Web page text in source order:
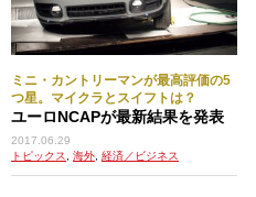
ミニ・カントリーマンが最高評価の5
つ星。マイクラとスイフトは？
ユーロNCAPが最新結果を発表
2017.06.29
トピックス
海外 経済／ビジネス